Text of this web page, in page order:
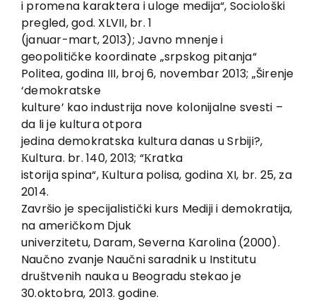
i promena karaktera i uloge medija“, Sociološki
pregled, god. XLVII, br. 1
(januar-mart, 2013); Javno mnenje i
geopolitičke koordinate „srpskog pitanja“
Politea, godina III, broj 6, novembar 2013; „Širenje
‘demokratske
kulture’ kao industrija nove kolonijalne svesti –
da li je kultura otpora
jedina demokratska kultura danas u Srbiji?,
Кultura. br. 140, 2013; “Кratka
istorija spina“, Кultura polisa, godina XI, br. 25, za
2014.
Završio je specijalistički kurs Mediji i demokratija,
na američkom Djuk
univerzitetu, Daram, Severna Кarolina (2000).
Naučno zvanje Naučni saradnik u Institutu
društvenih nauka u Beogradu stekao je
30.oktobra, 2013. godine.